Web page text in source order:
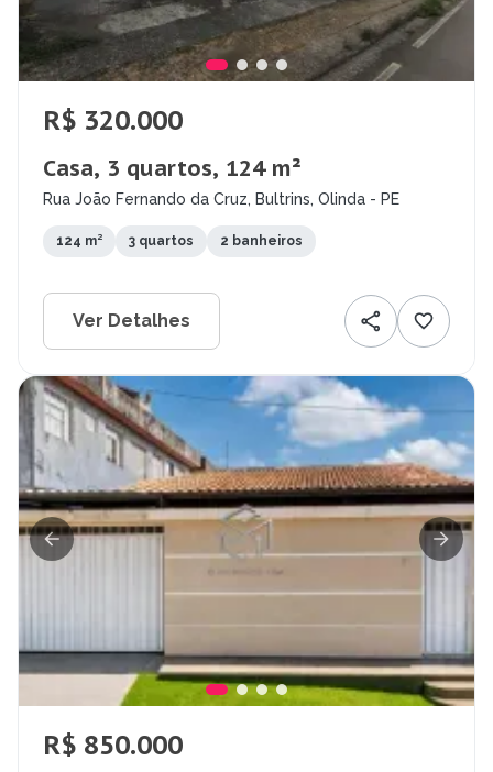
R$ 320.000
Casa, 3 quartos, 124 m²
Rua João Fernando da Cruz, Bultrins, Olinda - PE
124 m² 3 quartos 2 banheiros
Ver Detalhes
R$ 850.000